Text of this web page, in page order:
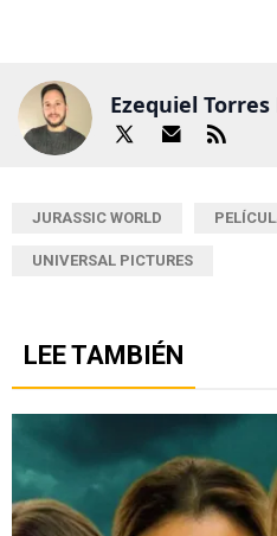
Ezequiel
JURASSIC WORLD
UNIVERSAL PICTURES
LEE TAMBIÉN